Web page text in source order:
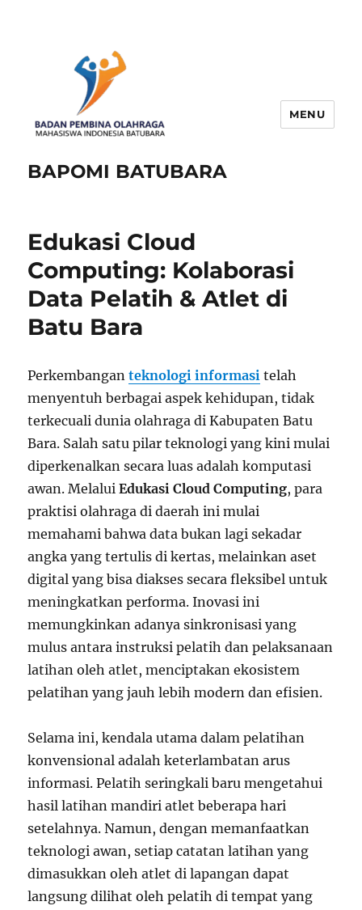
BAPOMI BATUBARA
MENU
Edukasi Cloud
Computing: Kolaborasi
Data Pelatih & Atlet di
Batu Bara
Perkembanganteknologi informasi telah
menyentuh berbagai aspek kehidupan, tidak
terkecuali dunia olahraga di Kabupaten Batu
Bara. Salah satu pilar teknologi yang kini mulai
diperkenalkan secara luas adalah komputasi
awan. MelaluiEdukasi Cloud Computing, para
praktisi olahraga di daerah ini mulai
memahami bahwa data bukan lagi sekadar
angka yang tertulis di kertas, melainkan aset
digital yang bisa diakses secara fleksibel untuk
meningkatkan performa. Inovasi ini
memungkinkan adanya sinkronisasi yang
mulus antara instruksi pelatih dan pelaksanaan
latihan oleh atlet, menciptakan ekosistem
pelatihan yang jauh lebih modern dan efisien.
Selama ini, kendala utama dalam pelatihan
konvensional adalah keterlambatan arus
informasi. Pelatih seringkali baru mengetahui
hasil latihan mandiri atlet beberapa hari
setelahnya. Namun, dengan memanfaatkan
teknologi awan, setiap catatan latihan yang
dimasukkan oleh atlet di lapangan dapat
langsung dilihat oleh pelatih di tempat yang